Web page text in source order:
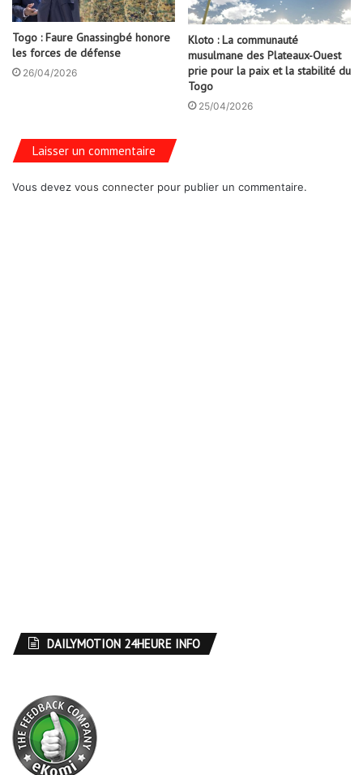
Togo : Faure Gnassingbé honore
les forces de défense
26/04/2026
Kloto : La communauté
musulmane des Plateaux-Ouest
prie pour la paix et la stabilité du
Togo
25/04/2026
Laisser un commentaire
Vous devez vous connecter pour publier un commentaire.
DAILYMOTION 24HEURE INFO